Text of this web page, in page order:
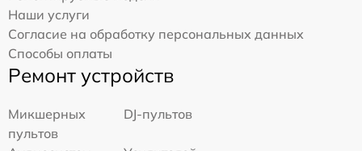
Наши услуги
Согласие на обработку персональных данных
Способы оплаты
Ремонт устройств
Микшерных
пультов
DJ-пультов